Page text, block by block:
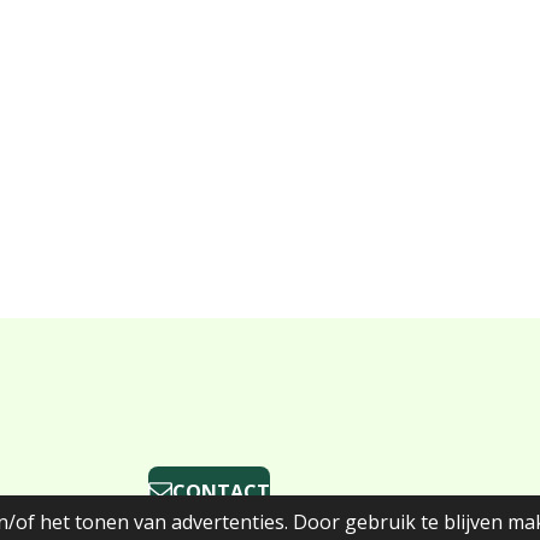
het tonen van advertenties. Door gebruik te blijven
CONTACT